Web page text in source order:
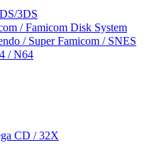
3DS
/ Famicom Disk System
/ Super Famicom / SNES
/ N64
CD / 32X